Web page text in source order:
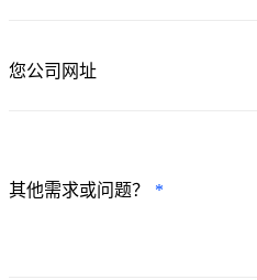
您公司网址
其他需求或问题？ *